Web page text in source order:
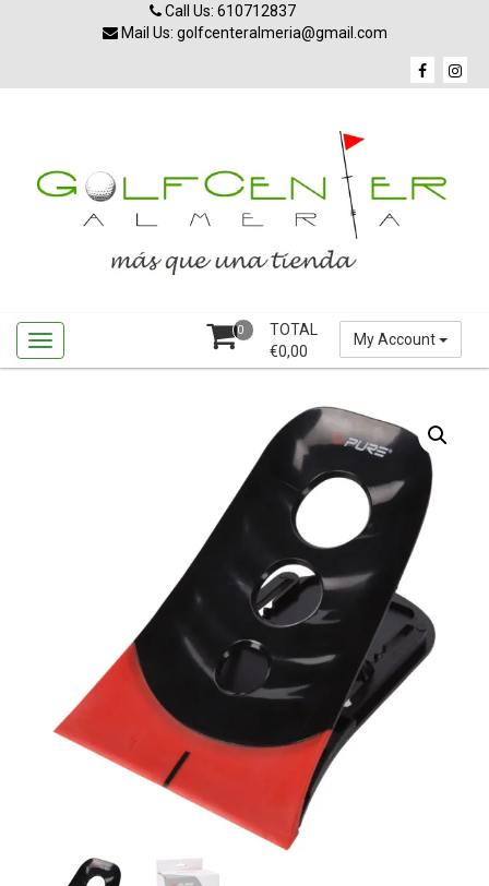
Call Us: 610712837
Mail Us: golfcenteralmeria@gmail.com
My Account
0
TOTAL
€0,00